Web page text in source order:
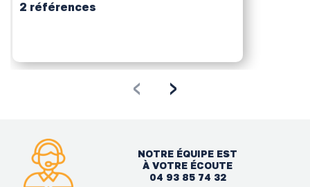
2 références
‹ ›
NOTRE ÉQUIPE EST
À VOTRE ÉCOUTE
04 93 85 74 32